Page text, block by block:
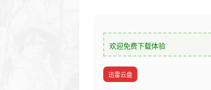
欢迎免费下载体验
迅雷云盘